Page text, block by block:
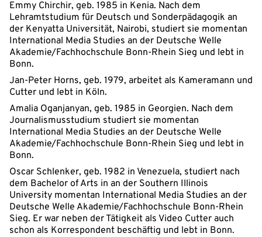
Emmy Chirchir, geb. 1985 in Kenia. Nach dem
Lehramtstudium für Deutsch und Sonderpädagogik an
der Kenyatta Universität, Nairobi, studiert sie momentan
International Media Studies an der Deutsche Welle
Akademie/Fachhochschule Bonn-Rhein Sieg und lebt in
Bonn.
Jan-Peter Horns, geb. 1979, arbeitet als Kameramann und
Cutter und lebt in Köln.
Amalia Oganjanyan, geb. 1985 in Georgien. Nach dem
Journalismusstudium studiert sie momentan
International Media Studies an der Deutsche Welle
Akademie/Fachhochschule Bonn-Rhein Sieg und lebt in
Bonn.
Oscar Schlenker, geb. 1982 in Venezuela, studiert nach
dem Bachelor of Arts in an der Southern Illinois
University momentan International Media Studies an der
Deutsche Welle Akademie/Fachhochschule Bonn-Rhein
Sieg. Er war neben der Tätigkeit als Video Cutter auch
schon als Korrespondent beschäftig und lebt in Bonn.